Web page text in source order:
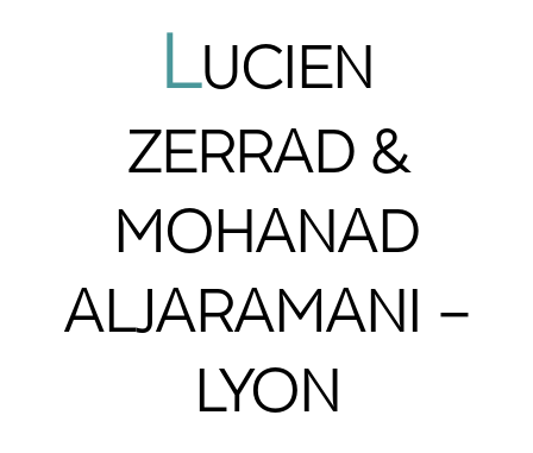
LUCIEN
ZERRAD &
MOHANAD
ALJARAMANI –
LYON